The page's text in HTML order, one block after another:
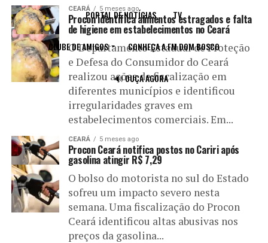
PORTAL DE NOTÍCIAS TV
CLUBE DE AMIGOS CONHEÇA A FM DOM BOSCO
🔊 OUÇA AGORA
CEARÁ 5 meses ago
Procon identifica alimentos estragados e falta
de higiene em estabelecimentos no Ceará
O Departamento Estadual de Proteção
e Defesa do Consumidor do Ceará
realizou ações de fiscalização em
diferentes municípios e identificou
irregularidades graves em
estabelecimentos comerciais. Em...
CEARÁ 5 meses ago
Procon Ceará notifica postos no Cariri após
gasolina atingir R$ 7,29
O bolso do motorista no sul do Estado
sofreu um impacto severo nesta
semana. Uma fiscalização do Procon
Ceará identificou altas abusivas nos
preços da gasolina...